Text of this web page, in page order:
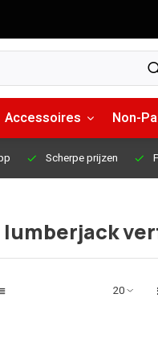
Accessoires Non-
Scherpe prijzen